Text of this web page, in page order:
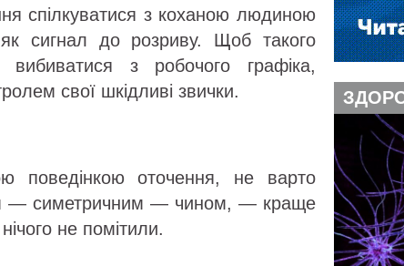
спілкуватися з коханою людиною
сигнал до розриву. Щоб такого
з робочого графіка,
свої шкідливі звички.
поведінкою оточення, не варто
— симетричним — чином, — краще
не помітили.